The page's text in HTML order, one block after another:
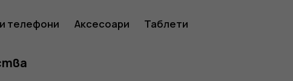
телефони Аксесоари Таблети